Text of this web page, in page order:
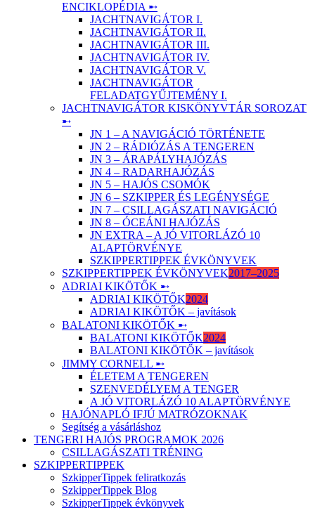
ENCIKLOPÉDIA ➸
JACHTNAVIGÁTOR I.
JACHTNAVIGÁTOR II.
JACHTNAVIGÁTOR III.
JACHTNAVIGÁTOR IV.
JACHTNAVIGÁTOR V.
JACHTNAVIGÁTOR
FELADATGYŰJTEMÉNY I.
JACHTNAVIGÁTOR KISKÖNYVTÁR SOROZAT
➸
JN 1 – A NAVIGÁCIÓ TÖRTÉNETE
JN 2 – RÁDIÓZÁS A TENGEREN
JN 3 – ÁRAPÁLYHAJÓZÁS
JN 4 – RADARHAJÓZÁS
JN 5 – HAJÓS CSOMÓK
JN 6 – SZKIPPER ÉS LEGÉNYSÉGE
JN 7 – CSILLAGÁSZATI NAVIGÁCIÓ
JN 8 – ÓCEÁNI HAJÓZÁS
JN EXTRA – A JÓ VITORLÁZÓ 10
ALAPTÖRVÉNYE
SZKIPPERTIPPEK ÉVKÖNYVEK
SZKIPPERTIPPEK ÉVKÖNYVEK2017–2025
ADRIAI KIKÖTŐK ➸
ADRIAI KIKÖTŐK2024
ADRIAI KIKÖTŐK – javítások
BALATONI KIKÖTŐK ➸
BALATONI KIKÖTŐK2024
BALATONI KIKÖTŐK – javítások
JIMMY CORNELL ➸
ÉLETEM A TENGEREN
SZENVEDÉLYEM A TENGER
A JÓ VITORLÁZÓ 10 ALAPTÖRVÉNYE
HAJÓNAPLÓ IFJÚ MATRÓZOKNAK
Segítség a vásárláshoz
TENGERI HAJÓS PROGRAMOK 2026
CSILLAGÁSZATI TRÉNING
SZKIPPERTIPPEK
SzkipperTippek feliratkozás
SzkipperTippek Blog
SzkipperTippek évkönyvek